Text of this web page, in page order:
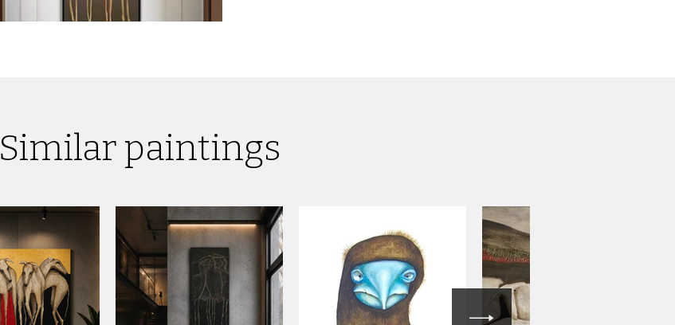
Similar paintings